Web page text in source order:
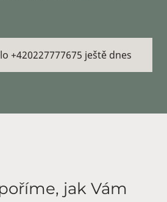
+420227777675 ještě dnes
jak Vám